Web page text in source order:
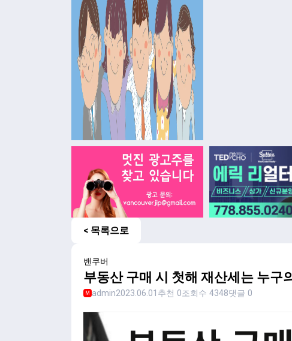
< 목록으로
밴쿠버
부동산 구매 시 첫해 재산세는 누구
M admin2023.06.01 추천 0조회수 4348댓글 0